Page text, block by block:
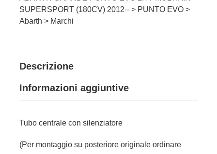
SUPERSPORT (180CV) 2012-- > PUNTO EVO >
Abarth > Marchi
Descrizione
Informazioni aggiuntive
Tubo centrale con silenziatore
(Per montaggio su posteriore originale ordinare